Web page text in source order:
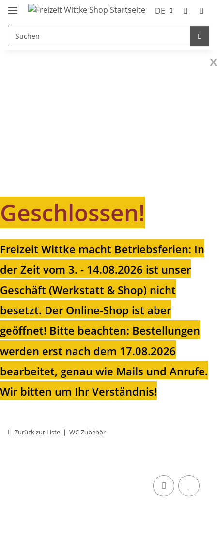
DE
x
Geschlossen!
Freizeit Wittke macht Betriebsferien: In
der Zeit vom 3. - 14.08.2026 ist unser
Geschäft (Werkstatt & Shop) nicht
besetzt. Der Online-Shop ist aber
geöffnet! Bitte beachten: Bestellungen
werden erst nach dem 17.08.2026
bearbeitet, genau wie Mails und Anrufe.
Wir bitten um Ihr Verständnis!
Zurück zur Liste WC-Zubehör